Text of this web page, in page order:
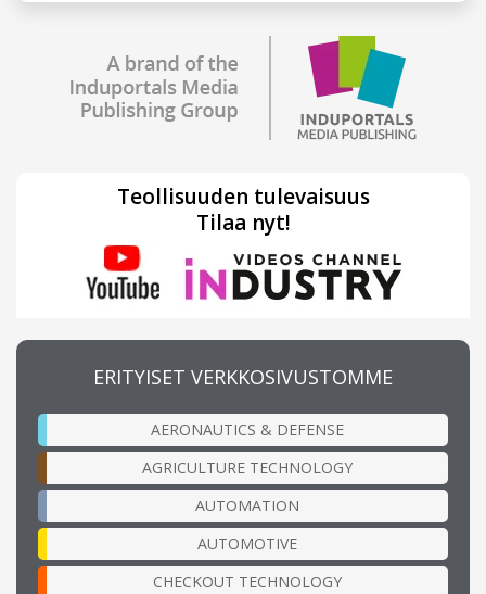
Teollisuuden tulevaisuus
Tilaa nyt!
ERITYISET VERKKOSIVUSTOMME
AERONAUTICS & DEFENSE
AGRICULTURE TECHNOLOGY
AUTOMATION
AUTOMOTIVE
CHECKOUT TECHNOLOGY